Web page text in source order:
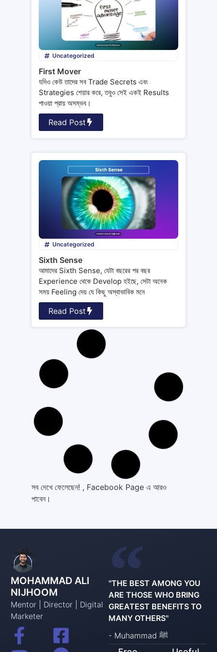
Uncategorized
First Mover
যদিও কেউ তাদের সব Trade Secrets এবং
Strategies শেয়ার করে, তবুও সেই একই Results
পাওয়া প্রায় অসম্ভব।
Read Post
Uncategorized
Sixth Sense
আমাদের Sixth Sense, যেটা বছরের পর বছর
Experience থেকে Develop হইছে, সেটা অনেক
সময় Feeling দেয় যে কিছু অস্বাভাবিক মনে
Read Post
সব দেখে ফেলেছেন! , Facebook Page এ আরও
পাবেন।
MOHAMMAD ALI
NIJHOOM
Mentor | Director | Digital
Marketer
"THE BEST AMONG YOU
ARE THOSE WHO BRING
GREATEST BENEFITS TO
MANY OTHERS"
- Muhammad ﷺ